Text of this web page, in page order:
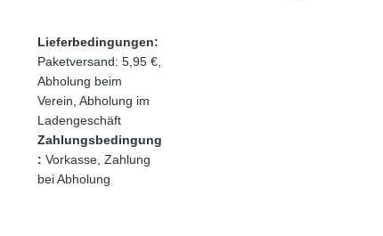
Lieferbedingungen:
Paketversand: 5,95 €,
Abholung beim
Verein, Abholung im
Ladengeschäft
Zahlungsbedingung
: Vorkasse, Zahlung
bei Abholung